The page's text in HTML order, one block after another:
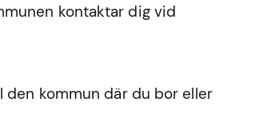
kontaktar dig vid
den kommun där du bor eller